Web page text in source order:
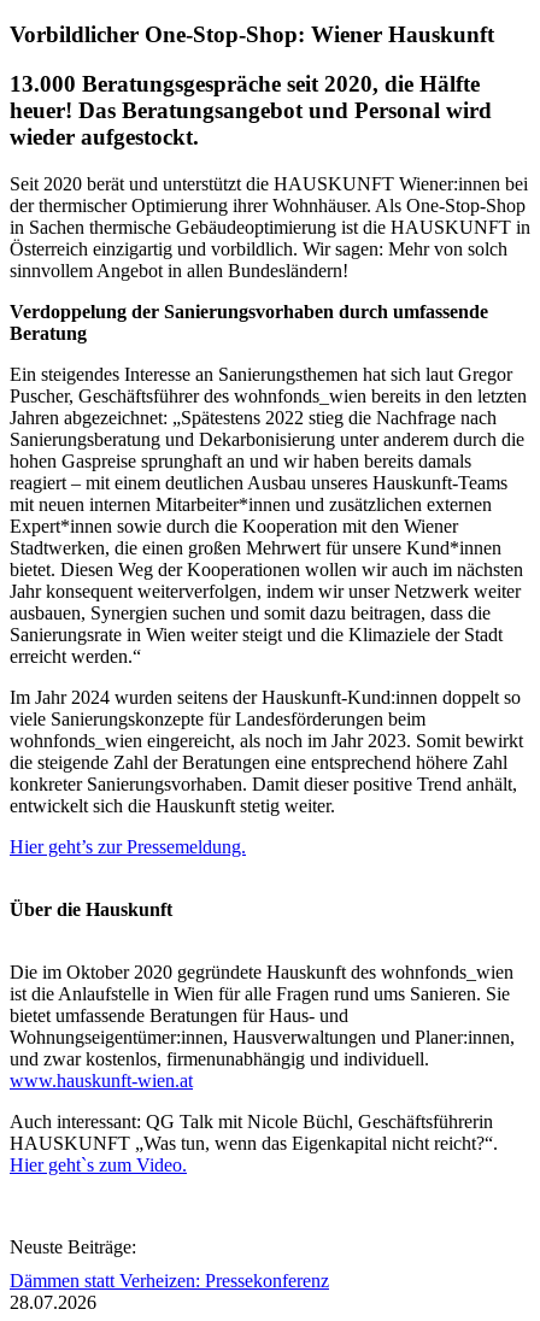
Vorbildlicher One-Stop-Shop: Wiener Hauskunft
13.000 Beratungsgespräche seit 2020, die Hälfte
heuer! Das Beratungsangebot und Personal wird
wieder aufgestockt.
Seit 2020 berät und unterstützt die HAUSKUNFT Wiener:innen bei
der thermischer Optimierung ihrer Wohnhäuser. Als One-Stop-Shop
in Sachen thermische Gebäudeoptimierung ist die HAUSKUNFT in
Österreich einzigartig und vorbildlich. Wir sagen: Mehr von solch
sinnvollem Angebot in allen Bundesländern!
Verdoppelung der Sanierungsvorhaben durch umfassende
Beratung
Ein steigendes Interesse an Sanierungsthemen hat sich laut Gregor
Puscher, Geschäftsführer des wohnfonds_wien bereits in den letzten
Jahren abgezeichnet: „Spätestens 2022 stieg die Nachfrage nach
Sanierungsberatung und Dekarbonisierung unter anderem durch die
hohen Gaspreise sprunghaft an und wir haben bereits damals
reagiert – mit einem deutlichen Ausbau unseres Hauskunft-Teams
mit neuen internen Mitarbeiter*innen und zusätzlichen externen
Expert*innen sowie durch die Kooperation mit den Wiener
Stadtwerken, die einen großen Mehrwert für unsere Kund*innen
bietet. Diesen Weg der Kooperationen wollen wir auch im nächsten
Jahr konsequent weiterverfolgen, indem wir unser Netzwerk weiter
ausbauen, Synergien suchen und somit dazu beitragen, dass die
Sanierungsrate in Wien weiter steigt und die Klimaziele der Stadt
erreicht werden.“
Im Jahr 2024 wurden seitens der Hauskunft-Kund:innen doppelt so
viele Sanierungskonzepte für Landesförderungen beim
wohnfonds_wien eingereicht, als noch im Jahr 2023. Somit bewirkt
die steigende Zahl der Beratungen eine entsprechend höhere Zahl
konkreter Sanierungsvorhaben. Damit dieser positive Trend anhält,
entwickelt sich die Hauskunft stetig weiter.
Hier geht’s zur Pressemeldung.
Über die Hauskunft
Die im Oktober 2020 gegründete Hauskunft des wohnfonds_wien
ist die Anlaufstelle in Wien für alle Fragen rund ums Sanieren. Sie
bietet umfassende Beratungen für Haus- und
Wohnungseigentümer:innen, Hausverwaltungen und Planer:innen,
und zwar kostenlos, firmenunabhängig und individuell.
www.hauskunft-wien.at
Auch interessant: QG Talk mit Nicole Büchl, Geschäftsführerin
HAUSKUNFT „Was tun, wenn das Eigenkapital nicht reicht?“.
Hier geht`s zum Video.
Neuste Beiträge:
Dämmen statt Verheizen: Pressekonferenz
28.07.2026